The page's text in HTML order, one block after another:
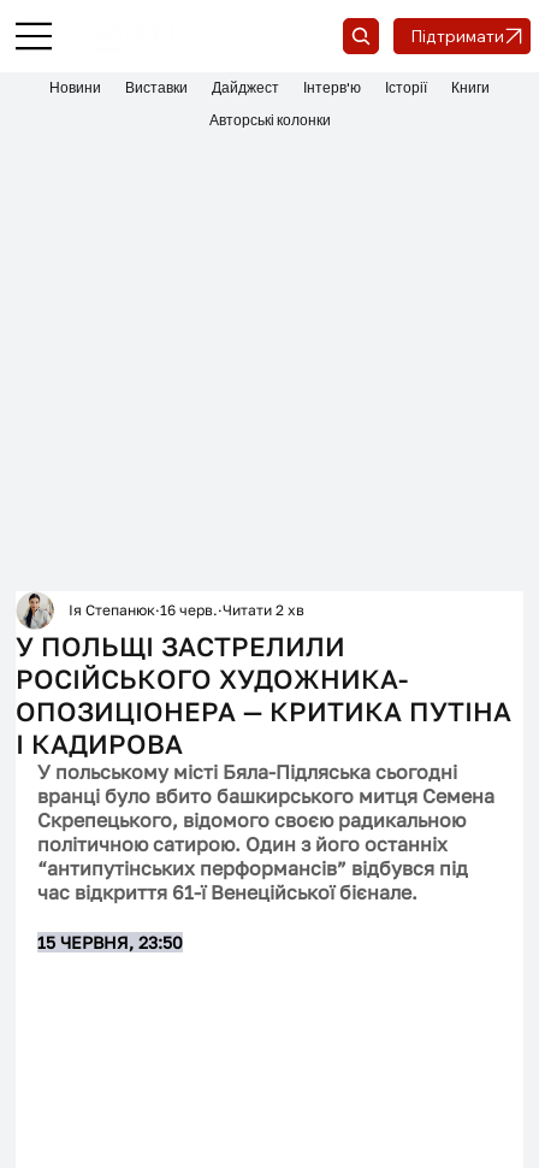
Підтримати
У ПОЛЬЩІ ЗАСТРЕЛИЛИ
РОСІЙСЬКОГО ХУДОЖНИКА-
ОПОЗИЦІОНЕРА — КРИТИКА ПУТІНА
І КАДИРОВА
Ія Степанюк 16 черв. Читати 2 хв
У польському місті Бяла-Підляська сьогодні
вранці було вбито башкирського митця Семена
Скрепецького, відомого своєю радикальною
політичною сатирою. Один з його останніх
“антипутінських перформансів” відбувся під
час відкриття 61-ї Венеційської бієнале.
15 ЧЕРВНЯ, 23:50
Новини Виставки Дайджест Інтерв'ю Історії
Книги
Авторські колонки